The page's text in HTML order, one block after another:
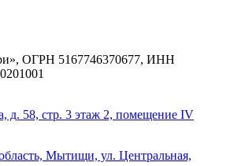
ОГРН 5167746370677, ИНН
д. 58, стр. 3 этаж 2, помещение IV
Мытищи, ул. Центральная,